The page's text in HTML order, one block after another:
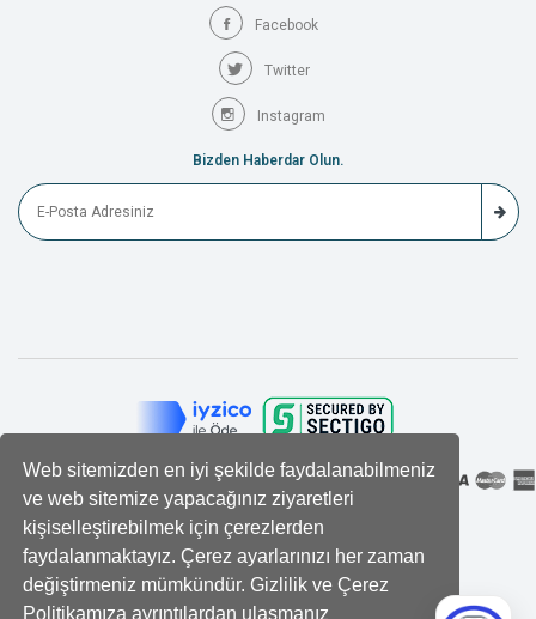
Web sitemizden en iyi şekilde faydalanabilmeniz
ve web sitemize yapacağınız ziyaretleri
kişiselleştirebilmek için çerezlerden
faydalanmaktayız. Çerez ayarlarınızı her zaman
değiştirmeniz mümkündür. Gizlilik ve Çerez
Politikamıza ayrıntılardan ulaşmanız
Facebook
Twitter
Instagram
Bizden Haberdar Olun.